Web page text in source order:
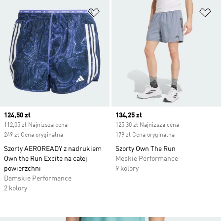
Dodaj do listy życzeń
Current price
124,50 zł
112,05 zł Najniższa cena
249 zł Cena oryginalna
Szorty AEROREADY z nadrukiem
Own the Run Excite na całej
powierzchni
Damskie Performance
2 kolory
Current price
134,25 zł
125,30 zł Najniższa cena
179 zł Cena oryginalna
Szorty Own The Run
Męskie Performance
9 kolory